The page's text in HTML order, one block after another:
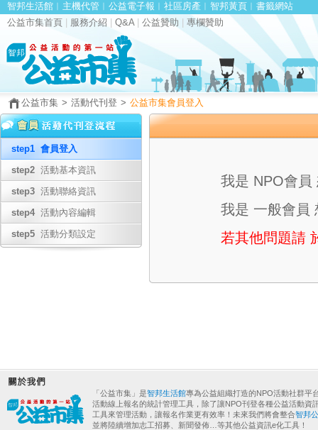
智邦生活館 ︱ 主機代管 ︱ 公益電子報 ︱ 社區房產 ︱ 智邦黃頁 ︱ 書籤網站
公益市集首頁
服務介紹 Q&A| 公益贊助 專欄贊助
公益市集 > 活動代刊登 > 公益市集會員登入
step1 會員登入
step2 活動基本資訊
step3 活動聯絡資訊
step4 活動內容編輯
step5 活動分類設定
我是 NPO會
我是 一般會員
若其他問題請
「公益市集」是智邦生活館專為公益組織打造的NPO活動社群平
活動線上報名的統計管理工具，除了讓NPO刊登各種公益活動資
工具來管理活動，讓報名作業更有效率！未來我們將會整合智邦
並將陸續增加志工招募、新聞發佈…等其他公益資訊e化工具！